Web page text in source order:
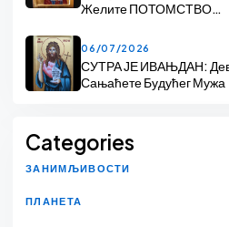
Желите ПОТОМСТВО…
06/07/2026
СУТРА ЈЕ ИВАЊДАН:
Сањаћете Будућег Мужа
Categories
ЗАНИМЉИВОСТИ
ПЛАНЕТА